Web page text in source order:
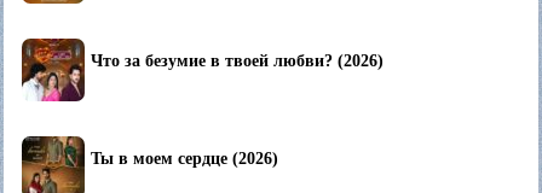
Что за безумие в твоей любви? (2026)
Ты в моем сердце (2026)